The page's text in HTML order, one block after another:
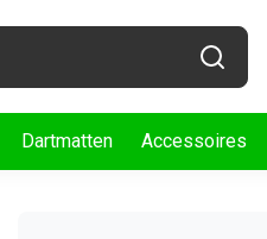
Dartmatten Accessoires